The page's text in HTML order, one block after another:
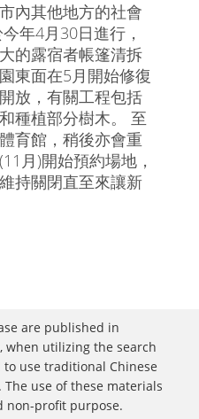
內其他地方的社會
年4月30日進行，
的露宿者帳篷清拆
東面在5月開始修復
放，有關工程包括
種植部分樹木。 至
育館，稍後亦會重
月)開始預約場地，
持關閉直至來讓新
are published in
when utilizing the search
use traditional Chinese
use of these materials
non-profit purpose.